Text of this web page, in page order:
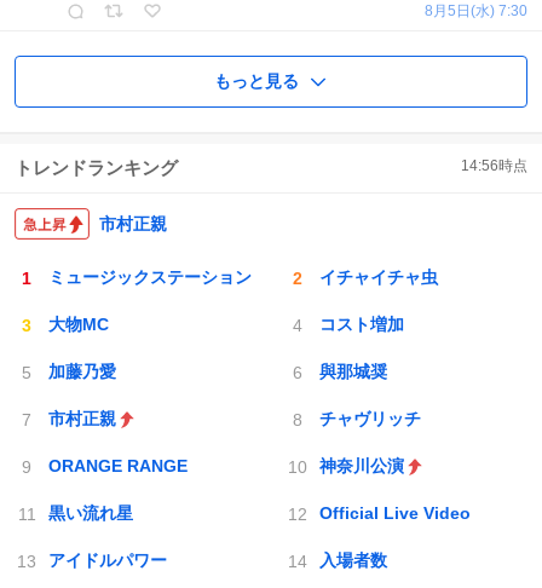
8月5日(水) 7:30
もっと見る
トレンドランキング 14:56時点
市村正親
ミュージックステーション イチャイチャ虫
大物MC コスト増加
加藤乃愛 與那城奨
市村正親 チャヴリッチ
ORANGE RANGE 神奈川公演
黒い流れ星 Official Live Video
アイドルパワー 入場者数